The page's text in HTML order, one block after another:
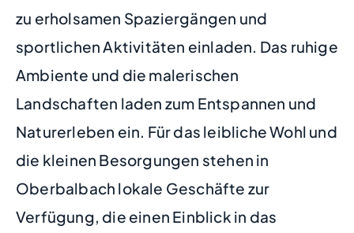
zu erholsamen Spaziergängen und
sportlichen Aktivitäten einladen. Das ruhige
Ambiente und die malerischen
Landschaften laden zum Entspannen und
Naturerleben ein. Für das leibliche Wohl und
die kleinen Besorgungen stehen in
Oberbalbach lokale Geschäfte zur
Verfügung, die einen Einblick in das